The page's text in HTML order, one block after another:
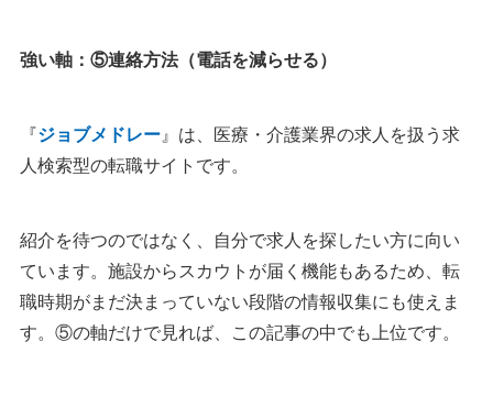
強い軸：⑤連絡方法（電話を減らせる）
『ジョブメドレー』は、医療・介護業界の求人を扱う求
人検索型の転職サイトです。
紹介を待つのではなく、自分で求人を探したい方に向い
ています。施設からスカウトが届く機能もあるため、転
職時期がまだ決まっていない段階の情報収集にも使えま
す。⑤の軸だけで見れば、この記事の中でも上位です。